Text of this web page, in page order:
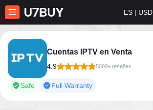
ES | USD
Cuentas IPTV en Venta
4.9 5000+ reseñas
Safe Full Warranty